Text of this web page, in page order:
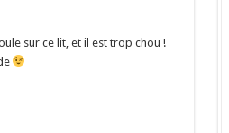
sur ce lit, et il est trop chou !